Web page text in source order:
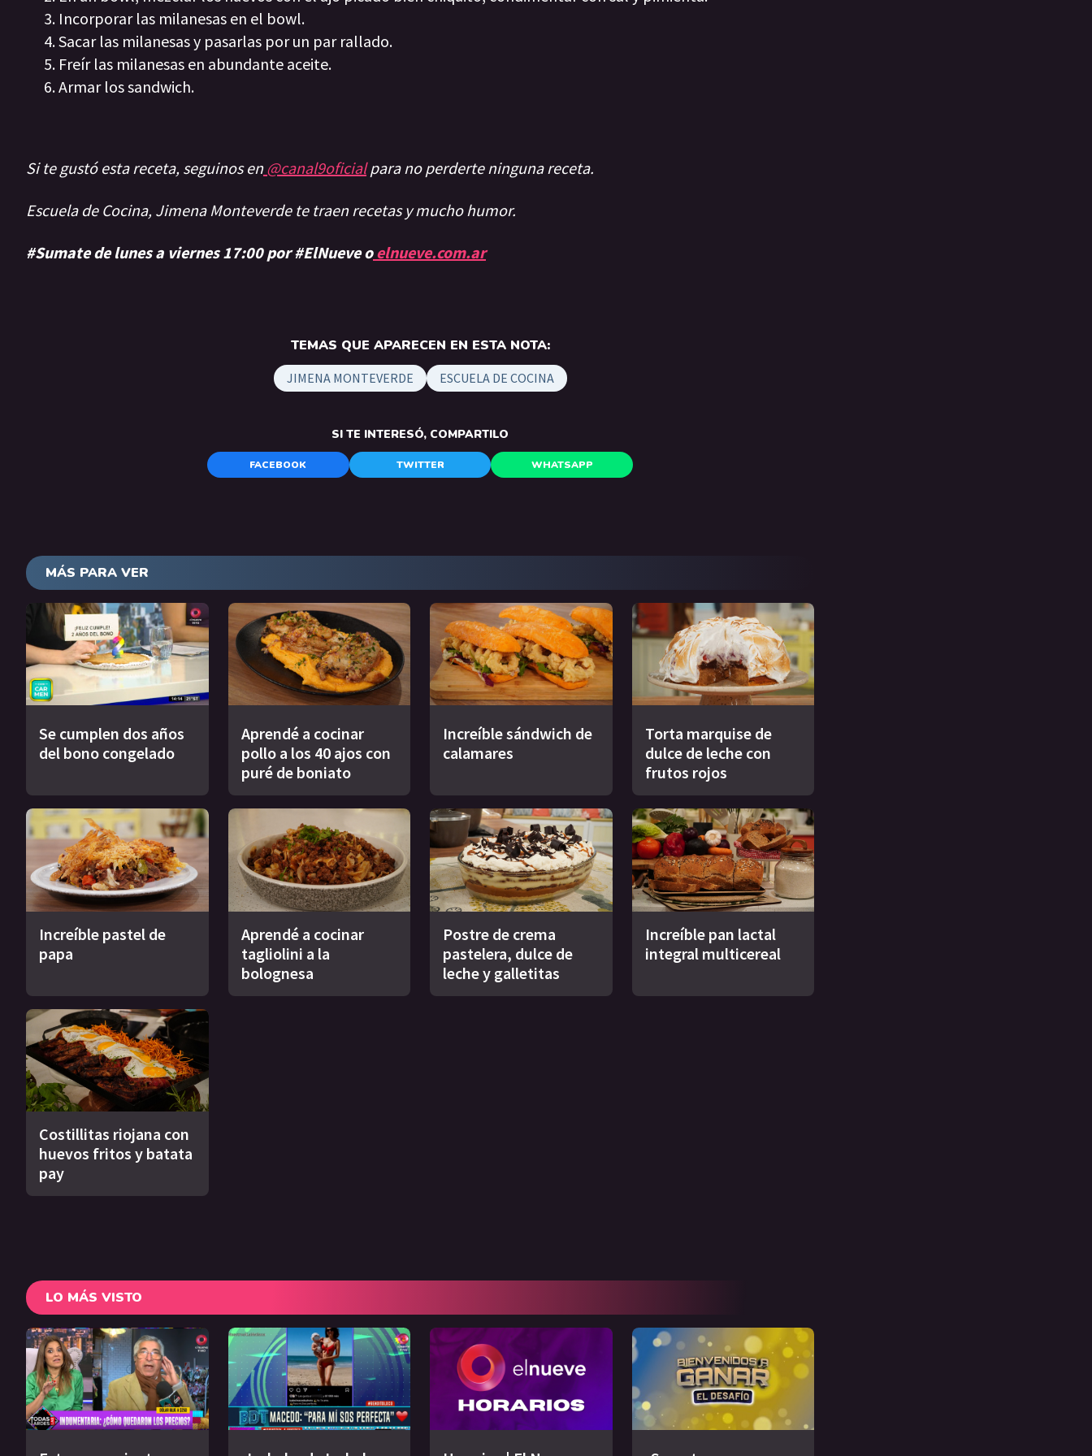
Incorporar las milanesas en el bowl.
Sacar las milanesas y pasarlas por un par rallado.
Freír las milanesas en abundante aceite.
Armar los sandwich.
Si te gustó esta receta, seguinos en @canal9oficialpara no perderte ninguna receta.
Escuela de Cocina, Jimena Monteverde te traen recetas y mucho humor.
#Sumate de lunes a viernes 17:00 por #ElNueve o elnueve.com.ar
TEMAS QUE APARECEN EN ESTA NOTA:
JIMENA MONTEVERDE ESCUELA DE COCINA
SI TE INTERESÓ, COMPARTILO
FACEBOOK TWITTER WHATSAPP
MÁS PARA VER
Se cumplen dos años
del bono congelado
Aprendé a cocinar
pollo a los 40 ajos con
puré de boniato
Increíble sándwich de
calamares
Torta marquise de
dulce de leche con
frutos rojos
Increíble pastel de
papa
Aprendé a cocinar
tagliolini a la
bolognesa
Postre de crema
pastelera, dulce de
leche y galletitas
Increíble pan lactal
integral multicereal
Costillitas riojana con
huevos fritos y batata
pay
LO MÁS VISTO